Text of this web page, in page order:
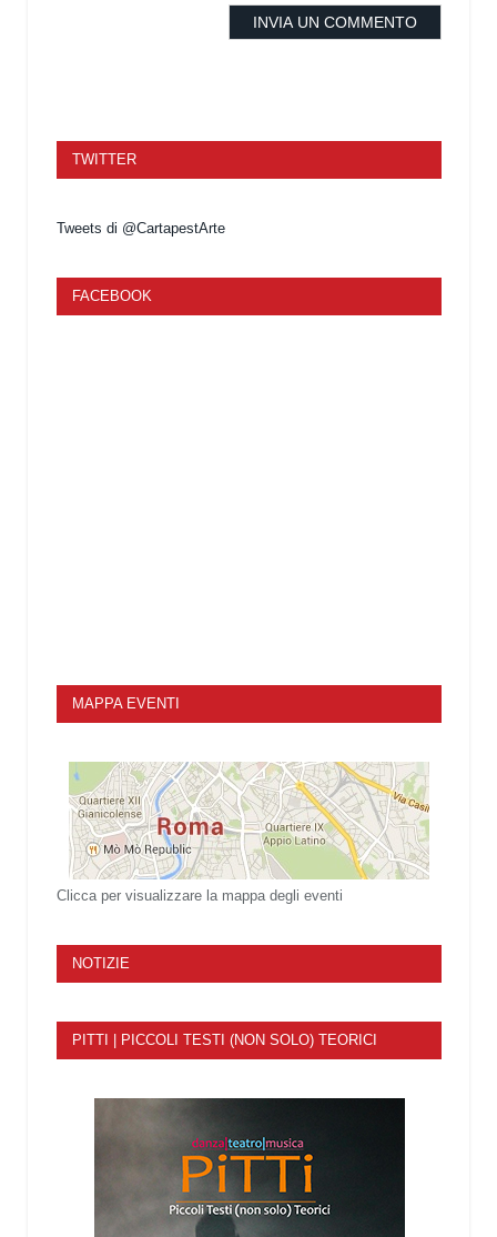
TWITTER
Tweets di @CartapestArte
FACEBOOK
MAPPA EVENTI
Clicca per visualizzare la mappa degli eventi
NOTIZIE
PITTI | PICCOLI TESTI (NON SOLO) TEORICI